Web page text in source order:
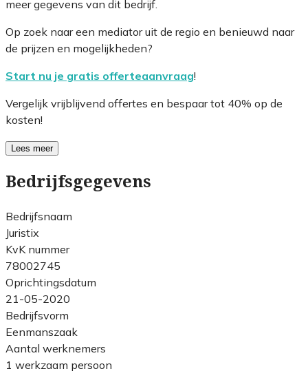
meer gegevens van dit bedrijf.
Op zoek naar een mediator uit de regio en benieuwd naar
de prijzen en mogelijkheden?
Start nu je gratis offerteaanvraag!
Vergelijk vrijblijvend offertes en bespaar tot 40% op de
kosten!
Lees meer
Bedrijfsgegevens
Bedrijfsnaam
Juristix
KvK nummer
78002745
Oprichtingsdatum
21-05-2020
Bedrijfsvorm
Eenmanszaak
Aantal werknemers
1 werkzaam persoon